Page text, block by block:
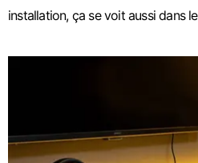
installation, ça se voit aussi dans